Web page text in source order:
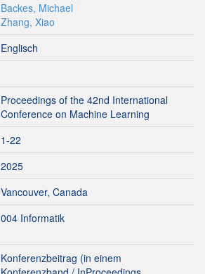
Backes, Michael
Zhang, Xiao
Englisch
Proceedings of the 42nd International
Conference on Machine Learning
1-22
2025
Vancouver, Canada
004 Informatik
Konferenzbeitrag (in einem